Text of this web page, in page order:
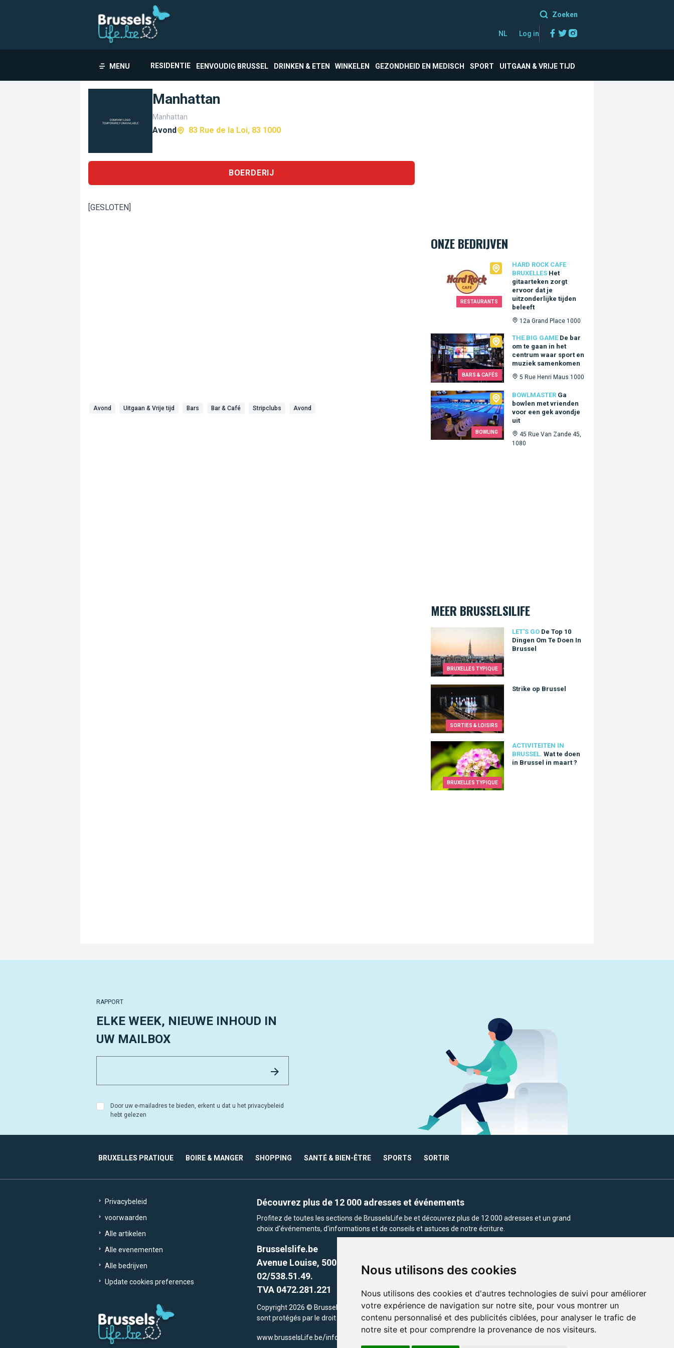
Nous utilisons des cookies
Nous utilisons des cookies et d'autres technologies de suivi pour améliorer
votre expérience de navigation sur notre site, pour vous montrer un
contenu personnalisé et des publicités ciblées, pour analyser le trafic de
notre site et pour comprendre la provenance de nos visiteurs.
Zoeken
NL Log in Facebook
Twitter
MENU RESIDENTIE EENVOUDIG BRUSSEL DRINKEN & ETEN WINKELEN GEZONDHEID EN MEDISCH SPORT UITGAAN & VRIJE TIJD
Manhattan
Manhattan
Avond 83 Rue de la Loi, 83 1000
BOERDERIJ
[GESLOTEN]
Avond Uitgaan & Vrije tijd Bars Bar & Café Stripclubs Avond
ONZE BEDRIJVEN
RESTAURANTS
HARD ROCK CAFE
BRUXELLES Het
gitaarteken zorgt
ervoor dat je
uitzonderlijke tijden
beleeft
12a Grand Place 1000
Hard Rock Cafe Bruxelles
BARS & CAFÉS
THE BIG GAME De bar
om te gaan in het
centrum waar sport en
muziek samenkomen
5 Rue Henri Maus 1000
The Big Game
BOWLING
BOWLMASTER Ga
bowlen met vrienden
voor een gek avondje
uit
45 Rue Van Zande 45,
1080
Bowlmaster
MEER BRUSSELSILIFE
BRUXELLES TYPIQUE
LET'S GO De Top 10
Dingen Om Te Doen In
Brussel
De Top 10 Dingen Om Te Doen In Brussel
SORTIES & LOISIRS
Strike op Brussel
Strike op Brussel
BRUXELLES TYPIQUE
ACTIVITEITEN IN
BRUSSEL. Wat te doen
in Brussel in maart ?
Wat te doen in Brussel in maart ?
RAPPORT
ELKE WEEK, NIEUWE INHOUD IN
UW MAILBOX
Door uw e-mailadres te bieden, erkent u dat u het privacybeleid
hebt gelezen
BRUXELLES PRATIQUE BOIRE & MANGER SHOPPING SANTÉ & BIEN-ÊTRE SPORTS SORTIR
Privacybeleid
voorwaarden
Alle artikelen
Alle evenementen
Alle bedrijven
Update cookies preferences
Découvrez plus de 12 000 adresses et événements
Profitez de toutes les sections de BrusselsLife.be et découvrez plus de 12 000 adresses et un grand
choix d'événements, d'informations et de conseils et astuces de notre écriture.
Brusselslife.be
Avenue Louise, 500 -1050 Ixelles, Brussels,
02/538.51.49.
TVA 0472.281.221
Copyright 2026 © Brusselslife.be Tous droits réservés. Le contenu et les images utilisés sur ce site
sont protégés par le droit d'auteur. la propriétaires respectifs.
www.brusselsLife.be/info@brusselslife.be